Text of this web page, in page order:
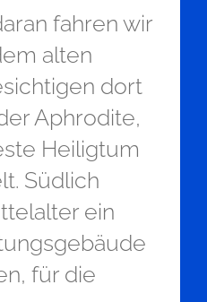
fahren wir
alten
dort
Aphrodite,
Heiligtum
Südlich
ein
für die